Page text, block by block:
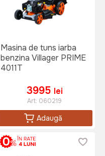
Masina de tuns iarba
benzina Villager PRIME
4011T
3995 lei
Art: 060219
Adaugă